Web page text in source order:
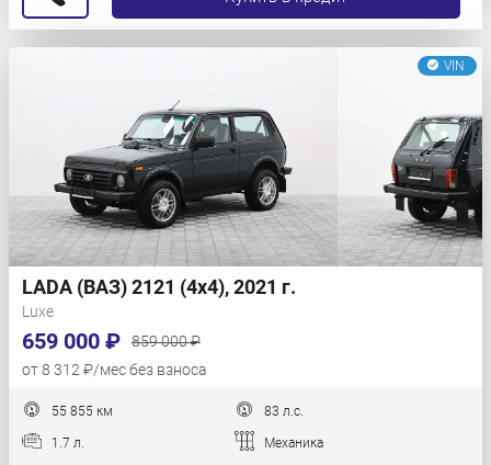
VIN
LADA (ВАЗ) 2121 (4x4), 2021 г.
Luxe
659 000 ₽
859 000 ₽
от 8 312 ₽/мес без взноса
55 855 км 83 л.с.
1.7 л. Механика